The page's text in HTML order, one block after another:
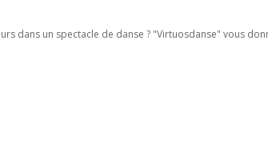
dans un spectacle de danse ? "Virtuosdanse" vous